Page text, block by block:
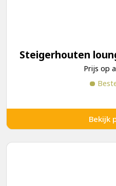
Steigerhouten
Prijs op
Bekijk